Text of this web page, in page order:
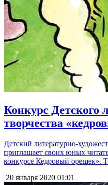
Конкурс Детского
творчества
Детский литературно-
приглашает своих юных
конкурсе Кедровый орешек».
20 января 2020 01:01